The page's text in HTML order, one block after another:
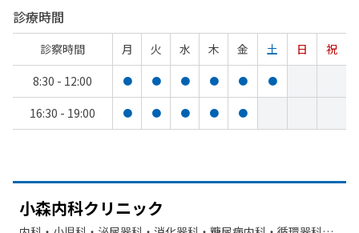
診療時間
診察時間 月 火 水 木 金 土 日
祝
8:30 - 12:00
● ● ● ● ● ●
16:30 - 19:00 ● ● ● ● ●
小森内科クリニック